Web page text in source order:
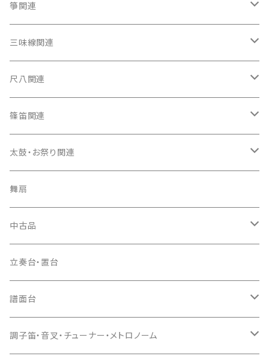
箏関連
箏（本体）
箏カバー
箏袋
口前袋・尾布
爪・爪輪
爪入
爪駒入
猫足入
爪ばさみ
三味線関連
三味線（本体）
三味線ケース
長トランク・三ツ折トランク
ソフトケース
雨用カバー
長袋・三ツ組袋・胴袋
胴掛
根緒
糸
(丸三) 寿糸
駒
尺八関連
尺八（本体）
尺八袋
歌口キャップ
つゆ切り
篠笛関連
篠笛（本体）
お祭り用６穴
お祭り用７穴
篠笛袋
太鼓・お祭り関連
太鼓（本体）
太鼓撥
手拍子（チャンチャン）
当り鉦
シュモク（当り鉦バチ）
舞扇
中古品
箏（本体）
三味線（本体）
立奏台・置台
譜面台
座奏用譜面台
調子笛・音叉・チューナー・メトロノーム